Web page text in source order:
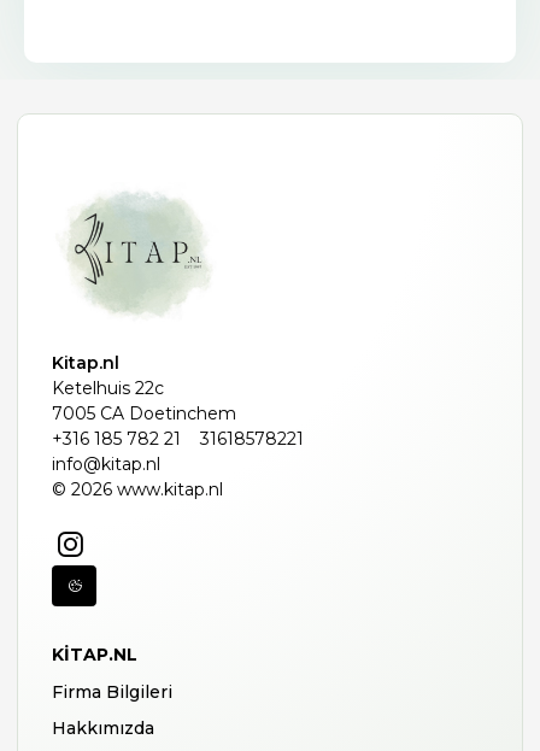
Kitap.nl
Ketelhuis 22c
7005 CA Doetinchem
+316 185 782 21
31618578221
info@kitap.nl
© 2026 www.kitap.nl
KITAP.NL
Firma Bilgileri
Hakkımızda